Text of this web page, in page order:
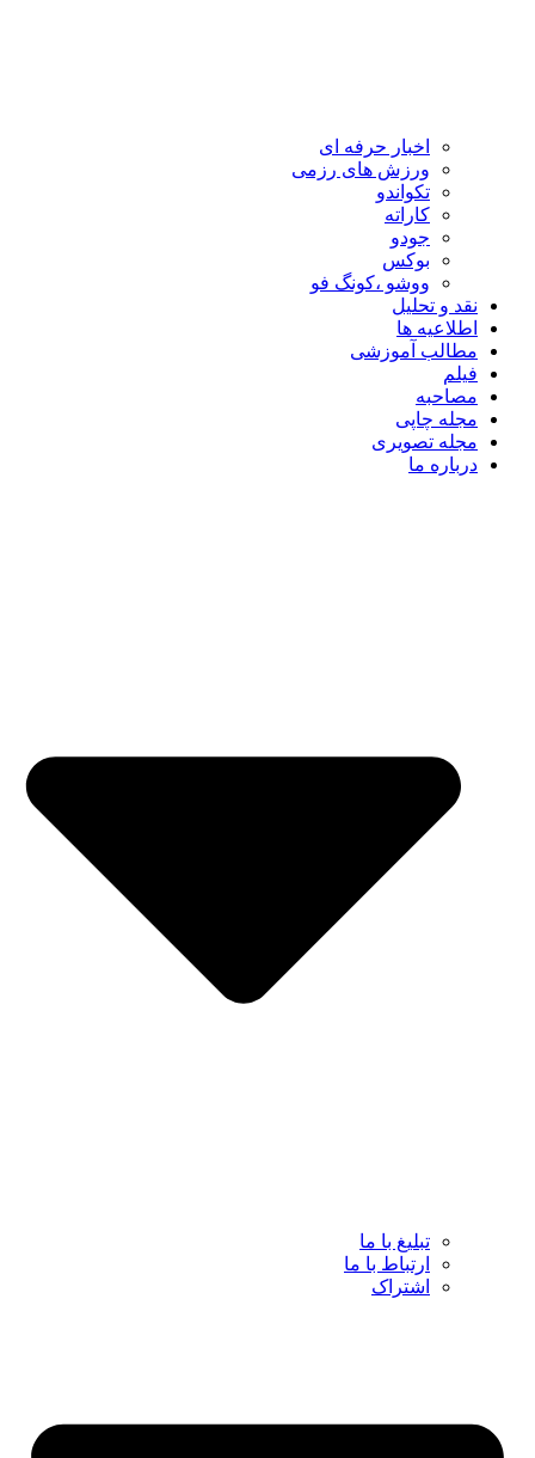
اخبار حرفه ای
ورزش های رزمی
تکواندو
کاراته
جودو
بوکس
ووشو ،کونگ فو
نقد و تحلیل
اطلاعیه ها
مطالب آموزشی
فیلم
مصاحبه
مجله چاپی
مجله تصویری
درباره ما
تبلیغ با ما
ارتباط با ما
اشتراک